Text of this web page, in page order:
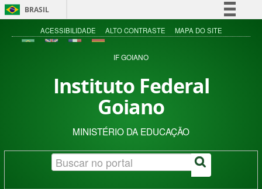
BRASIL
Simplifique!
Acesso à informação
ACESSIBILIDADE ALTO CONTRASTE MAPA DO SITE
IF GOIANO
Instituto Federal
Goiano
MINISTÉRIO DA EDUCAÇÃO